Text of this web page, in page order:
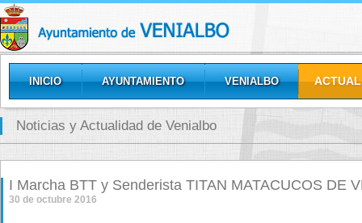
INICIO AYUNTAMIENTO VENIALBO
GALERÍAS
Noticias y Actualidad de Venialbo
I Marcha BTT y Senderista TITAN MATACUCOS DE
30 de octubre 2016